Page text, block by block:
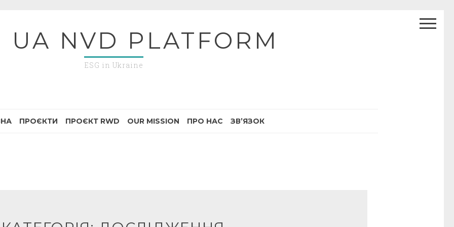
UA NVD PLATFORM
ESG in Ukraine
ПРОЄКТИ ПРОЄКТ RWD OUR MISSION ПРО НАС ЗВ’ЯЗОК